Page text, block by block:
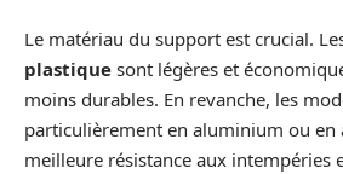
Le matériau du support est crucial.
plastique sont légères et
moins durables. En revanche, les
particulièrement en aluminium ou en
meilleure résistance aux intempéries